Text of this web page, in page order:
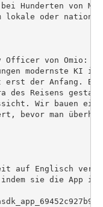
Hunderten von
lokale oder
Officer von Omio:
modernste KI in
erst der Anfang.
des Reisens
Wir bauen
bevor man
auf Englisch
sie die App in